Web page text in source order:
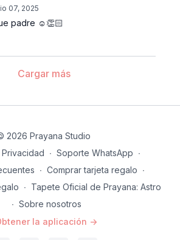
07, 2025
padre ☺️👏🏻
Cargar más
2026 Prayana Studio
Privacidad ∙ Soporte WhatsApp ∙
∙ Comprar tarjeta regalo ∙
∙ Tapete Oficial de Prayana: Astro
∙ Sobre nosotros
la aplicación ->